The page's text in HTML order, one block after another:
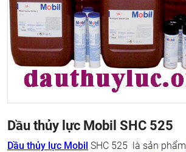
Dầu thủy lực Mobil SHC 525
Dầu thủy lực Mobil SHC 525 là sản phẩm